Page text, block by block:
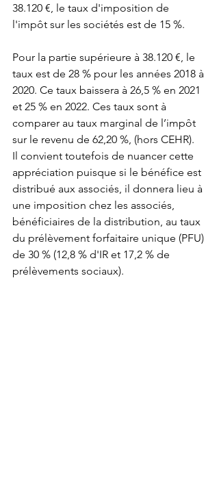
38.120 €, le taux d'imposition de
l'impôt sur les sociétés est de 15 %.
Pour la partie supérieure à 38.120 €, le
taux est de 28 % pour les années 2018 à
2020. Ce taux baissera à 26,5 % en 2021
et 25 % en 2022. Ces taux sont à
comparer au taux marginal de l’impôt
sur le revenu de 62,20 %, (hors CEHR).
Il convient toutefois de nuancer cette
appréciation puisque si le bénéfice est
distribué aux associés, il donnera lieu à
une imposition chez les associés,
bénéficiaires de la distribution, au taux
du prélèvement forfaitaire unique (PFU)
de 30 % (12,8 % d'IR et 17,2 % de
prélèvements sociaux).